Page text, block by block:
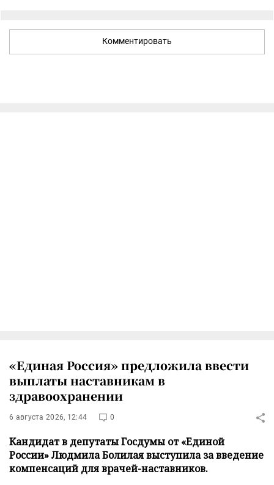
Комментировать
«Единая Россия» предложила ввести
выплаты наставникам в
здравоохранении
6 августа 2026, 12:44 0
Кандидат в депутаты Госдумы от «Единой
России» Людмила Болилая выступила за введение
компенсаций для врачей-наставников.